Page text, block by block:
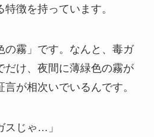
特徴を持っています。
の霧」です。なんと、毒ガ
だけ、夜間に薄緑色の霧が
が相次いでいるんです。
スじゃ…」